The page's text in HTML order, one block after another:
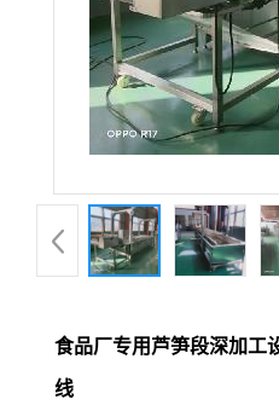
食品厂专用芦笋段深加工
线